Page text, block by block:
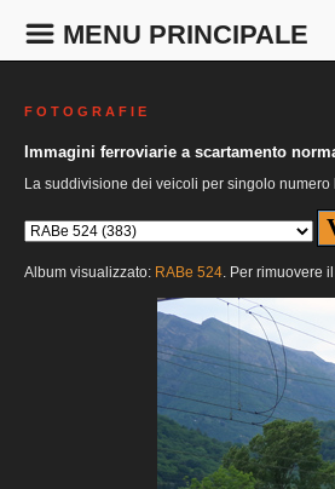
MENU PRINCIPALE
F O T O G R A F I E
Immagini ferroviarie a scartamento
La suddivisione dei veicoli per singolo
Album visualizzato: RABe 524. Per rimuovere